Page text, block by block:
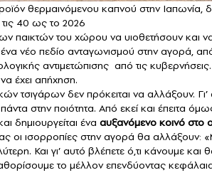
θερμαινόμενου καπνού στην Ιαπωνία,
τις 40 ως το 2026
παικτών του χώρου να υιοθετήσουν και
νέο πεδίο ανταγωνισμού στην αγορά,
αντιμετώπισης από τις κυβερνήσεις.
έχει απήχηση.
τσιγάρων δεν πρόκειται να αλλάξουν.
στην ποιότητα. Από εκεί και έπειτα
δημιουργείται ένα αυξανόμενο κοινό στο
οι ισορροπίες στην αγορά θα
Και γι’ αυτό βλέπετε ό,τι κάνουμε
το μέλλον επενδύοντας